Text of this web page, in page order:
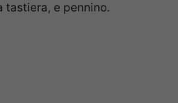
tastiera, e pennino.